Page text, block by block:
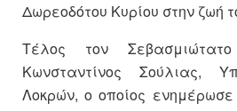
Δωρεοδότου Κυρίου στην ζωή
Τέλος τον
Κωνσταντίνος Σούλιας,
Λοκρών, ο οποίος